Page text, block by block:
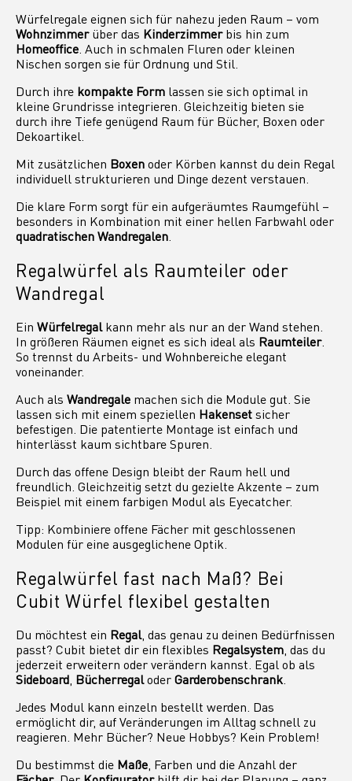
Würfelregale eignen sich für nahezu jeden Raum – vom
Wohnzimmerüber das Kinderzimmerbis hin zum
Homeoffice . Auch in schmalen Fluren oder kleinen
Nischen sorgen sie für Ordnung und Stil.
Durch ihre kompakte Form lassen sie sich optimal in
kleine Grundrisse integrieren. Gleichzeitig bieten sie
durch ihre Tiefe genügend Raum für Bücher, Boxen oder
Dekoartikel.
Mit zusätzlichen Boxenoder Körben kannst du dein Regal
individuell strukturieren und Dinge dezent verstauen.
Die klare Form sorgt für ein aufgeräumtes Raumgefühl –
besonders in Kombination mit einer hellen Farbwahl oder
quadratischen Wandregalen
Regalwürfel als Raumteiler oder
Wandregal
Ein Würfelregalkann mehr als nur an der Wand stehen.
In größeren Räumen eignet es sich ideal als Raumteiler.
So trennst du Arbeits- und Wohnbereiche elegant
voneinander.
Auch als Wandregale machen sich die Module gut. Sie
lassen sich mit einem speziellen Hakensetsicher
befestigen. Die patentierte Montage ist einfach und
hinterlässt kaum sichtbare Spuren.
Durch das offene Design bleibt der Raum hell und
freundlich. Gleichzeitig setzt du gezielte Akzente – zum
Beispiel mit einem farbigen Modul als Eyecatcher.
Tipp: Kombiniere offene Fächer mit geschlossenen
Modulen für eine ausgeglichene Optik.
Regalwürfel fast nach Maß? Bei
Cubit Würfel flexibel gestalten
Du möchtest ein Regal, das genau zu deinen Bedürfnissen
passt? Cubit bietet dir ein flexibles Regalsystem , das du
jederzeit erweitern oder verändern kannst. Egal ob als
Sideboard BücherregaloderGarderobenschrank
Jedes Modul kann einzeln bestellt werden. Das
ermöglicht dir, auf Veränderungen im Alltag schnell zu
reagieren. Mehr Bücher? Neue Hobbys? Kein Problem!
Du bestimmst die Maße , Farben und die Anzahl der